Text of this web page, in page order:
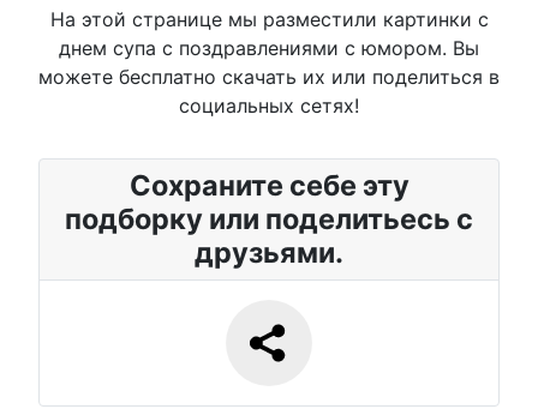
На этой странице мы разместили картинки с
днем супа с поздравлениями с юмором. Вы
можете бесплатно скачать их или поделиться в
социальных сетях!
Сохраните себе эту
подборку или поделитьесь с
друзьями.